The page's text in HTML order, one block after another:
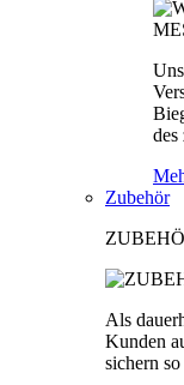
des
Zubehör
Als
Kunden
sichern